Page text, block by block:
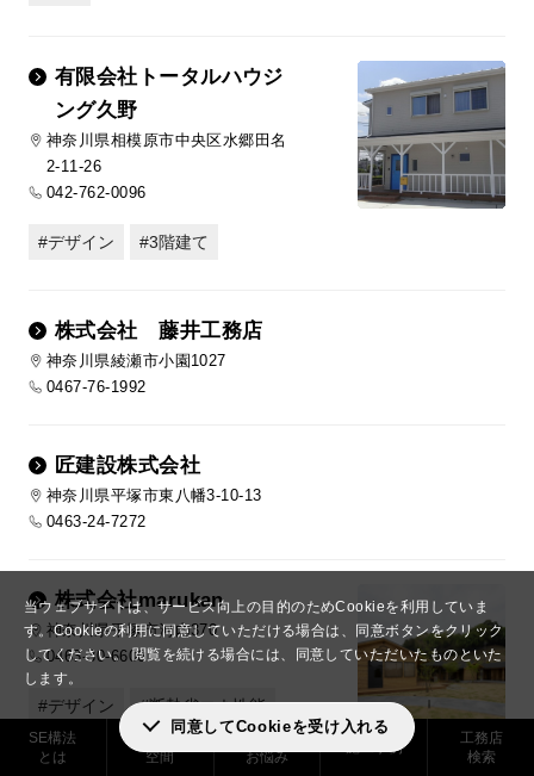
当ウェブサイトは、サービス向上の目的のためCookieを利用していま
す。Cookieの利用に同意していただける場合は、同意ボタンをクリック
してください。閲覧を続ける場合には、同意していただいたものといた
します。
同意してCookieを受け入れる
SE構法
とは
実現できる
空間
お悩み
施工事例
工務店
検索
有限会社トータルハウジ
ング久野
神奈川県相模原市中央区水郷田名
2-11-26
042-762-0096
デザイン 3階建て
株式会社 藤井工務店
神奈川県綾瀬市小園1027
0467-76-1992
匠建設株式会社
神奈川県平塚市東八幡3-10-13
0463-24-7272
株式会社marukan
神奈川県平塚市河内370
0463-30-6606
デザイン 断熱省エネ性能
自然素材